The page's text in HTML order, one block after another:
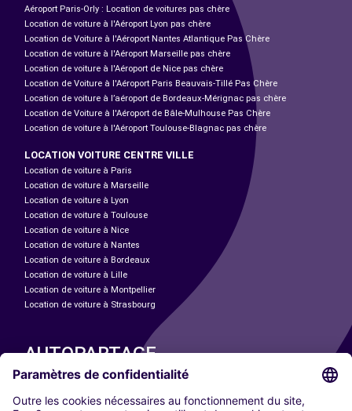
Aéroport Paris-Orly : Location de voitures pas chère
Location de voiture à l'Aéroport Lyon pas chère
Location de Voiture à l'Aéroport Nantes Atlantique Pas Chère
Location de voiture à l'Aéroport Marseille pas chère
Location de voiture à l'Aéroport de Nice pas chère
Location de Voiture à l'Aéroport Paris Beauvais-Tillé Pas Chère
Location de voiture à l’aéroport de Bordeaux-Mérignac pas chère
Location de Voiture à l'Aéroport de Bâle-Mulhouse Pas Chère
Location de voiture à l'Aéroport Toulouse-Blagnac pas chère
LOCATION VOITURE CENTRE VILLE
Location de voiture à Paris
Location de voiture à Marseille
Location de voiture à Lyon
Location de voiture à Toulouse
Location de voiture à Nice
Location de voiture à Nantes
Location de voiture à Bordeaux
Location de voiture à Lille
Location de voiture à Montpellier
Location de voiture à Strasbourg
AUTOPARTAGE
Paris